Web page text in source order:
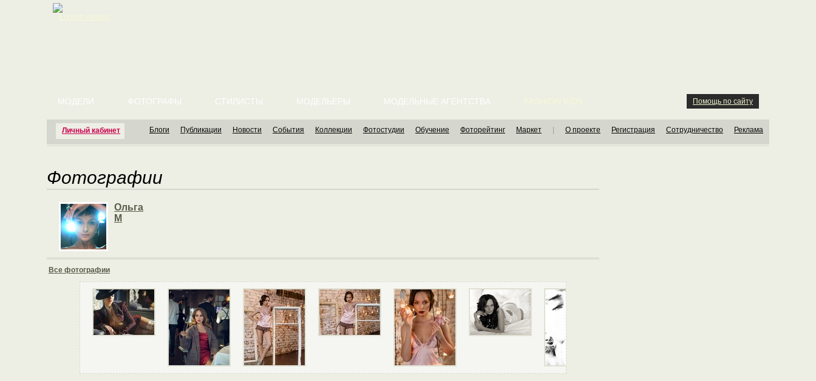
Личный кабинет
МОДЕЛИ ФОТОГРАФЫ СТИЛИСТЫ МОДЕЛЬЕРЫ МОДЕЛЬНЫЕ АГЕНТСТВА Помощь по сайту
Блоги Публикации Новости События Коллекции Фотостудии Обучение Фоторейтинг Маркет О проекте Регистрация Сотрудничество Реклама
Фотографии
Ольга
М
Все фотографии